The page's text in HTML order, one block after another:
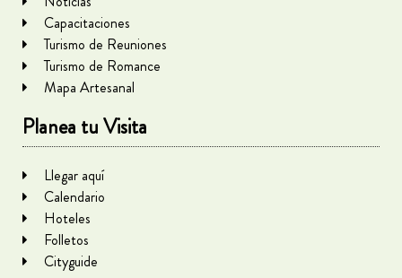
Capacitaciones
Turismo de Reuniones
Turismo de Romance
Mapa Artesanal
Planea tu Visita
Llegar aquí
Calendario
Hoteles
Folletos
Cityguide